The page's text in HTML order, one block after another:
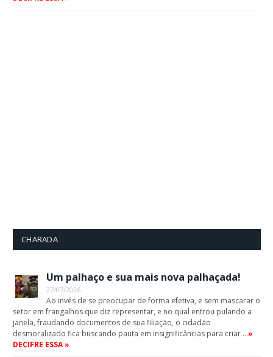
CHARADA
Um palhaço e sua mais nova palhaçada!
27/07/2026
Ao invés de se preocupar de forma efetiva, e sem mascarar o
setor em frangalhos que diz representar, e no qual entrou pulando a
janela, fraudando documentos de sua filiação, o cidadão
desmoralizado fica buscando pauta em insignificâncias para criar …»
DECIFRE ESSA »